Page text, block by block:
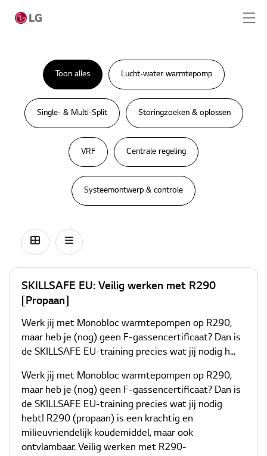
Producten
Amstelveen Academy
Online Academy
Service
Cases
Nieuws
Contact
Downloads
Toon alles Lucht-water warmtepomp
Single- & Multi-Split Storingzoeken & oplossen
VRF Centrale regeling
Systeemontwerp & controle
SKILLSAFE EU: Veilig werken met R290
[Propaan]
Werk jij met Monobloc warmtepompen op R290,
maar heb je (nog) geen F-gassencertificaat? Dan is
de SKILLSAFE EU-training precies wat jij nodig h...
Werk jij met Monobloc warmtepompen op R290,
maar heb je (nog) geen F-gassencertificaat? Dan is
de SKILLSAFE EU-training precies wat jij nodig
hebt! R290 (propaan) is een krachtig en
milieuvriendelijk koudemiddel, maar ook
ontvlambaar. Veilig werken met R290-